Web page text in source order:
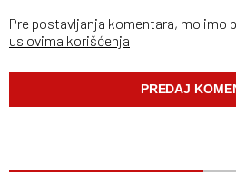
Pre postavljanja komentara, molimo
uslovima korišćenja